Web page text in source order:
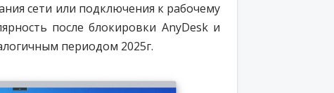
сети или подключения к рабочему
после блокировки AnyDesk и
периодом 2025г.